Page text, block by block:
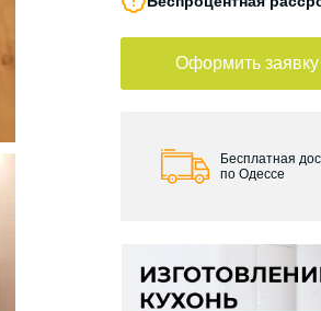
Оформить заявку
Бесплатная
по Одессе